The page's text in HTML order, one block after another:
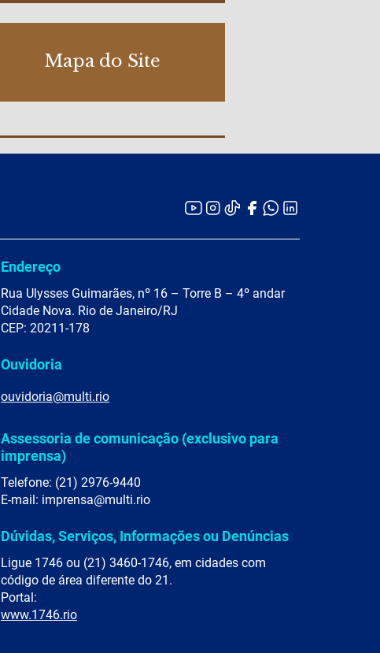
Mapa do Site
Endereço
Rua Ulysses Guimarães, nº 16 – Torre B – 4º andar
Cidade Nova. Rio de Janeiro/RJ
CEP: 20211-178
Ouvidoria
ouvidoria@multi.rio
Assessoria de comunicação (exclusivo para
imprensa)
Telefone: (21) 2976-9440
E-mail: imprensa@multi.rio
Dúvidas, Serviços, Informações ou Denúncias
Ligue 1746 ou (21) 3460-1746, em cidades com
código de área diferente do 21.
Portal:
www.1746.rio